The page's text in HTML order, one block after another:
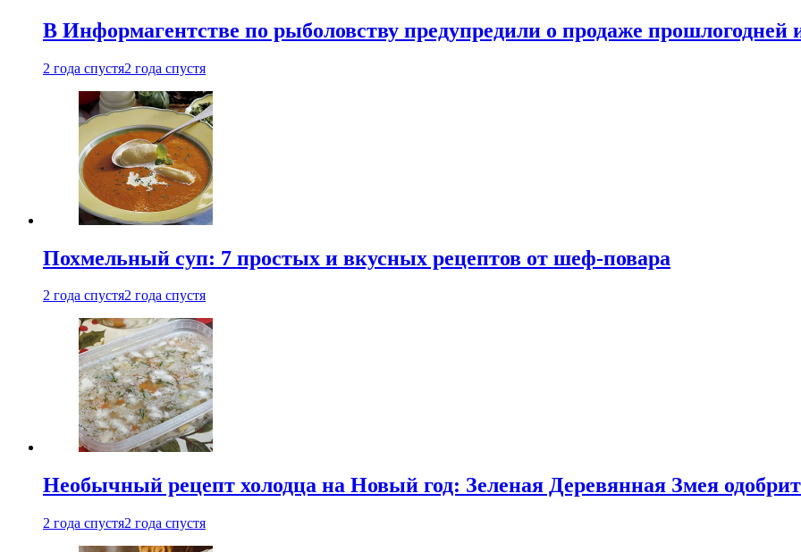
В Информагентстве по рыболовству предупредили о продаже прошлогодней
2 года спустя2 года спустя
Похмельный суп: 7 простых и вкусных рецептов от шеф-повара
2 года спустя2 года спустя
Необычный рецепт холодца на Новый год: Зеленая Деревянная Змея одобрит
2 года спустя2 года спустя